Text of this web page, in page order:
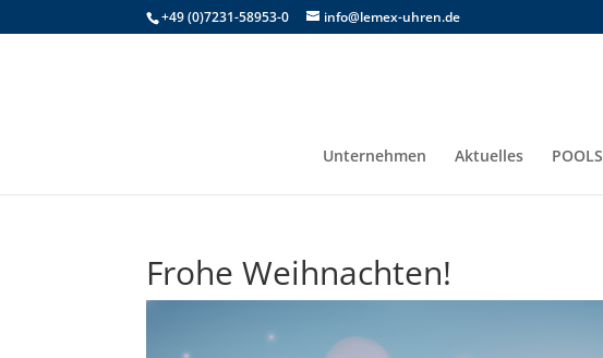
+49 (0)7231-58953-0 info@lemex-uhren.de
Unternehmen Aktuelles POOLS
Frohe Weihnachten!